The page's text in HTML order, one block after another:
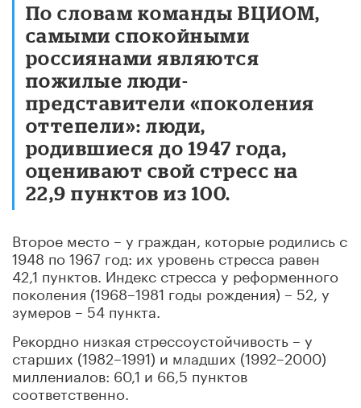
По словам команды ВЦИОМ,
самыми спокойными
россиянами являются
пожилые люди-
представители «поколения
оттепели»: люди,
родившиеся до 1947 года,
оценивают свой стресс на
22,9 пунктов из 100.
Второе место – у граждан, которые родились с
1948 по 1967 год: их уровень стресса равен
42,1 пунктов. Индекс стресса у реформенного
поколения (1968–1981 годы рождения) – 52, у
зумеров – 54 пункта.
Рекордно низкая стрессоустойчивость – у
старших (1982–1991) и младших (1992–2000)
миллениалов: 60,1 и 66,5 пунктов
соответственно.